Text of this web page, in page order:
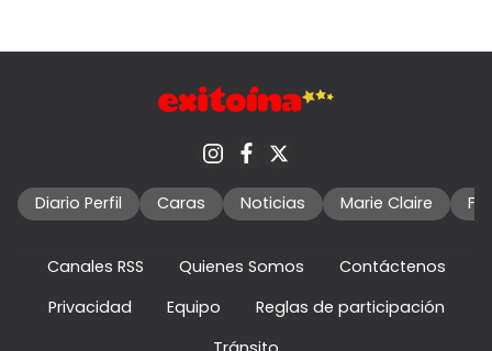
Diario Perfil Caras Noticias Marie Claire
Canales RSS Quienes Somos
Contáctenos
Privacidad
Equipo
Reglas de participación